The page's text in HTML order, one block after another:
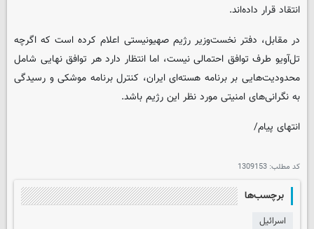
انتقاد قرار داده‌اند.
در مقابل، دفتر نخست‌وزیر رژیم صهیونیستی اعلام کرده است که اگرچه
تل‌آویو طرف توافق احتمالی نیست، اما انتظار دارد هر توافق نهایی شامل
محدودیت‌هایی بر برنامه هسته‌ای ایران، کنترل برنامه موشکی و رسیدگی
به نگرانی‌های امنیتی مورد نظر این رژیم باشد.
انتهای پیام/
کد مطلب: 1309153
برچسب‌ها
اسرائیل